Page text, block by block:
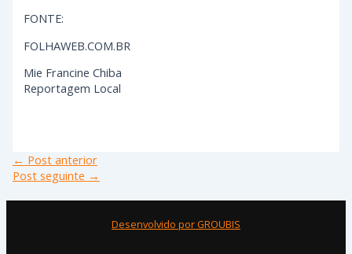
FONTE:
FOLHAWEB.COM.BR
Mie Francine Chiba
Reportagem Local
← Post anterior
Post seguinte →
Desenvolvido por GROUBIS